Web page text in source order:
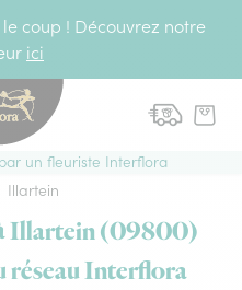
coup ! Découvrez notre
ici
un fleuriste Interflora
Illartein
Illartein (09800)
réseau Interflora